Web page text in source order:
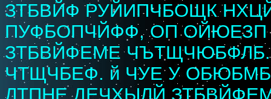
ЗТБВЙФ РУЙИПЧБОЩК
ПУФБОПЧЙФФ, ОП
ЗТБВЙФЕМЕ
ЧТЩЧБЕФ. й ЧУЕ У
ЛТПНЕ ДЕЧХЫЛЙ